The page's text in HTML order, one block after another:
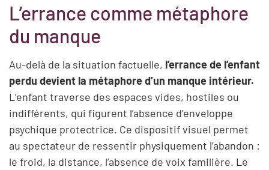
L’errance comme métaphore
du manque
Au-delà de la situation factuelle, l’errance de l’enfant
perdu devient la métaphore d’un manque intérieur.
L’enfant traverse des espaces vides, hostiles ou
indifférents, qui figurent l’absence d’enveloppe
psychique protectrice. Ce dispositif visuel permet
au spectateur de ressentir physiquement l’abandon :
le froid, la distance, l’absence de voix familière. Le